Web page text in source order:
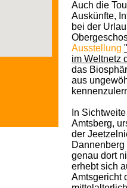
Auch die
Auskünfte,
bei der
Ausstellung
im Weltnetz
das
aus
In
Amtsberg,
der
genau dort
erhebt sich
Amtsgericht